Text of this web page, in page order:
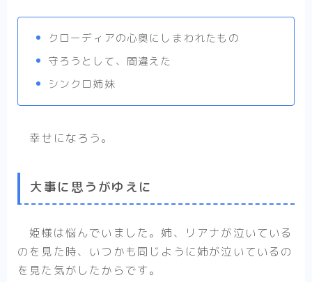
クローディアの心奥にしまわれたもの
守ろうとして、間違えた
シンクロ姉妹
幸せになろう。
大事に思うがゆえに
姫様は悩んでいました。姉、リアナが泣いている
のを見た時、いつかも同じように姉が泣いているの
を見た気がしたからです。